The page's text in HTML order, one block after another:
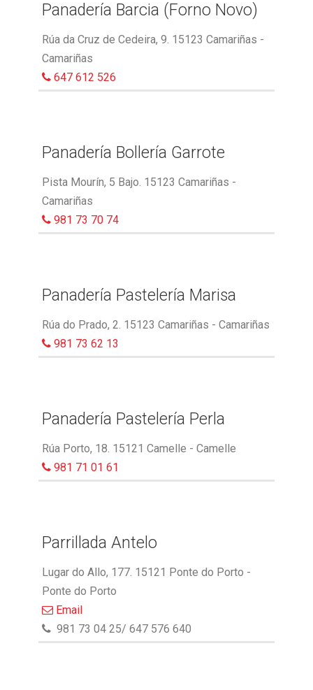
Panadería Barcia (Forno Novo)
Rúa da Cruz de Cedeira, 9. 15123 Camariñas -
Camariñas
647 612 526
Panadería Bollería Garrote
Pista Mourín, 5 Bajo. 15123 Camariñas -
Camariñas
981 73 70 74
Panadería Pastelería Marisa
Rúa do Prado, 2. 15123 Camariñas - Camariñas
981 73 62 13
Panadería Pastelería Perla
Rúa Porto, 18. 15121 Camelle - Camelle
981 71 01 61
Parrillada Antelo
Lugar do Allo, 177. 15121 Ponte do Porto -
Ponte do Porto
Email
981 73 04 25/ 647 576 640